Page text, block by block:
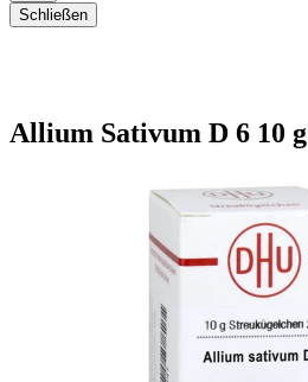
Schließen
Allium Sativum D 6 10 g